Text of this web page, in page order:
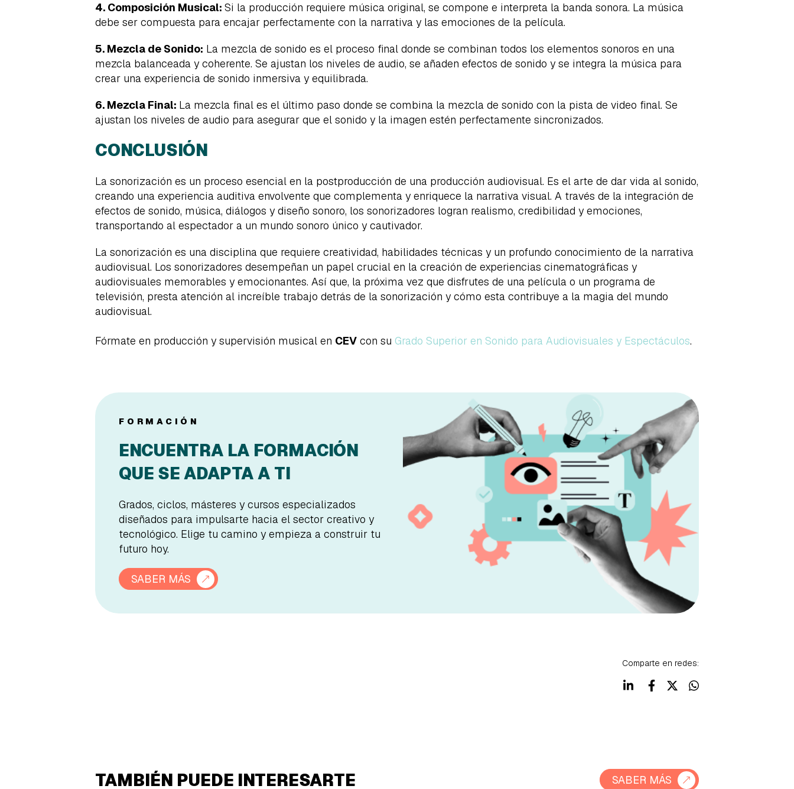
4. Composición Musical: Si la producción requiere música original, se compone e interpreta la banda sonora. La música
debe ser compuesta para encajar perfectamente con la narrativa y las emociones de la película.
5. Mezcla de Sonido: La mezcla de sonido es el proceso final donde se combinan todos los elementos sonoros en una
mezcla balanceada y coherente. Se ajustan los niveles de audio, se añaden efectos de sonido y se integra la música para
crear una experiencia de sonido inmersiva y equilibrada.
6. Mezcla Final: La mezcla final es el último paso donde se combina la mezcla de sonido con la pista de video final. Se
ajustan los niveles de audio para asegurar que el sonido y la imagen estén perfectamente sincronizados.
CONCLUSIÓN
La sonorización es un proceso esencial en la postproducción de una producción audiovisual. Es el arte de dar vida al sonido,
creando una experiencia auditiva envolvente que complementa y enriquece la narrativa visual. A través de la integración de
efectos de sonido, música, diálogos y diseño sonoro, los sonorizadores logran realismo, credibilidad y emociones,
transportando al espectador a un mundo sonoro único y cautivador.
La sonorización es una disciplina que requiere creatividad, habilidades técnicas y un profundo conocimiento de la narrativa
audiovisual. Los sonorizadores desempeñan un papel crucial en la creación de experiencias cinematográficas y
audiovisuales memorables y emocionantes. Así que, la próxima vez que disfrutes de una película o un programa de
televisión, presta atención al increíble trabajo detrás de la sonorización y cómo esta contribuye a la magia del mundo
audiovisual.
Fórmate en producción y supervisión musical en CEV con su Grado Superior en Sonido para Audiovisuales y Espectáculos.
FORMACIÓN
ENCUENTRA LA FORMACIÓN
QUE SE ADAPTA A TI
Grados, ciclos, másteres y cursos especializados
diseñados para impulsarte hacia el sector creativo y
tecnológico. Elige tu camino y empieza a construir tu
futuro hoy.
SABER MÁS
Comparte en redes:
TAMBIÉN PUEDE INTERESARTE SABER MÁS